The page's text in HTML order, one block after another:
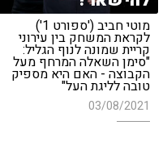
מוטי חביב ('ספורט 1')
לקראת המשחק בין עירוני
קריית שמונה לנוף הגליל:
"סימן השאלה המרחף מעל
הקבוצה - האם היא מספיק
טובה לליגת העל"
03/08/2021